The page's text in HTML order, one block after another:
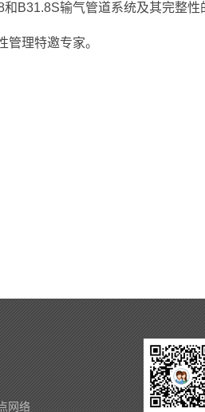
B31.8S输气管道系统及其完整
理特邀专家。
网络